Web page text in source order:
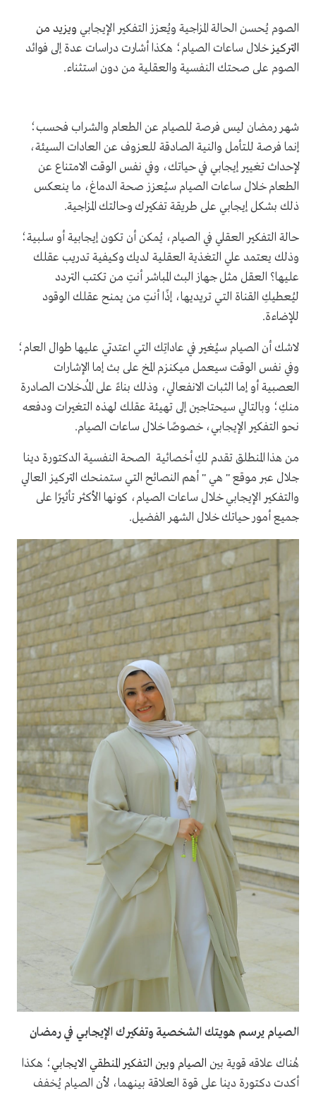
الصوم يُحسن الحالة المزاجية ويُعزز التفكير الإيجابي ويزيد من
التركيز خلال ساعات الصيام؛ هكذا أشارت دراسات عدة إلى فوائد
الصوم على صحتك النفسية والعقلية من دون استثناء.
شهر رمضان ليس فرصة للصيام عن الطعام والشراب فحسب؛
إنما فرصة للتأمل والنية الصادقة للعزوف عن العادات السيئة،
لإحداث تغيير إيجابي في حياتك، وفي نفس الوقت الامتناع عن
الطعام خلال ساعات الصيام سيُعزز صحة الدماغ، ما ينعكس
ذلك بشكل إيجابي على طريقة تفكيرك وحالتك المزاجية.
حالة التفكير العقلي في الصيام، يُمكن أن تكون إيجابية أو سلبية؛
وذلك يعتمد علي التغذية العقلية لديك وكيفية تدريب عقلك
عليها؟ العقل مثل جهاز البث المباشر أنتِ من تكتب التردد
ليُعطيكِ القناة التي تريديها، إذًا أنتِ من يمنح عقلك الوقود
للإضاءة.
لاشك أن الصيام سيُغير في عاداتِك التي اعتدتي عليها طوال العام؛
وفي نفس الوقت سيعمل ميكنزم المخ على بث إما الإشارات
العصبية أو إما الثبات الانفعالي، وذلك بناءً على المُدخلات الصادرة
منكِ؛ وبالتالي سيحتاجين إلى تهيئة عقلك لهذه التغيرات ودفعه
نحو التفكير الإيجابي، خصوصًا خلال ساعات الصيام.
من هذا المنطلق تقدم لكِ أخصائية الصحة النفسية الدكتورة دينا
جلال عبر موقع " هي " أهم النصائح التي ستمنحك التركيز العالي
والتفكير الإيجابي خلال ساعات الصيام، كونها الأكثر تأثيرًا على
جميع أمور حياتك خلال الشهر الفضيل.
الصيام يرسم هويتك الشخصية وتفكيرك الإيجابي في رمضان
هُناك علاقه قوية بين الصيام وبين التفكير المنطقي الايجابي؛ هكذا
أكدت دكتورة دينا على قوة العلاقة بينهما، لأن الصيام يُخفف